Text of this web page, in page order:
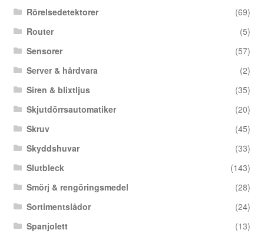
Rörelsedetektorer
(69)
Router
(5)
Sensorer
(57)
Server & hårdvara
(2)
Siren & blixtljus
(35)
Skjutdörrsautomatiker
(20)
Skruv
(45)
Skyddshuvar
(33)
Slutbleck
(143)
Smörj & rengöringsmedel
(28)
Sortimentslådor
(24)
Spanjolett
(13)